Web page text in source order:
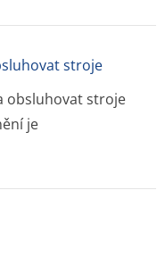
stroje
obsluhovat stroje
je